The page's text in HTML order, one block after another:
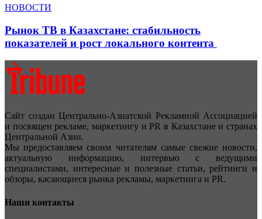
НОВОСТИ
Рынок ТВ в Казахстане: стабильность
показателей и рост локального контента
Сайт создан Центрально-Азиатской Рекламной Ассоциацией
и посвящен рекламе, маркетингу и PR в Казахстане и странах
Центральной Азии.
Мы предоставляем своим читателям самые свежие новости,
актуальную информацию, интервью с ведущими
специалистами, интересные и полезные статьи, рейтинги и
обзоры, касающиеся рынка рекламы, маркетинга и PR.
Наши контакты